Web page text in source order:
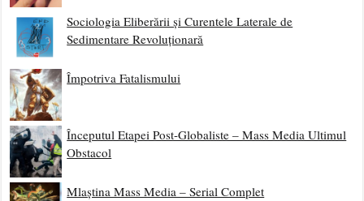
Sociologia Eliberării și Curentele Laterale de
Sedimentare Revoluționară
Împotriva Fatalismului
Începutul Etapei Post-Globaliste – Mass Media Ultimul
Obstacol
Mlaștina Mass Media – Serial Complet